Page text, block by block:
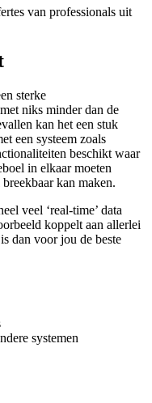
van professionals uit
sterke
niks minder dan de
kan het een stuk
een systeem zoals
beschikt waar
in elkaar moeten
kan maken.
veel ‘real-time’ data
koppelt aan allerlei
dan voor jou de beste
systemen